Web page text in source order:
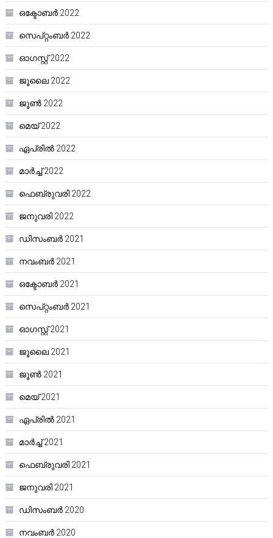
ഒക്ടോബർ 2022
സെപ്റ്റംബർ 2022
ഓഗസ്റ്റ്‌ 2022
ജൂലൈ 2022
ജൂൺ 2022
മെയ്‌ 2022
ഏപ്രിൽ 2022
മാർച്ച്‌ 2022
ഫെബ്രുവരി 2022
ജനുവരി 2022
ഡിസംബർ 2021
നവംബർ 2021
ഒക്ടോബർ 2021
സെപ്റ്റംബർ 2021
ഓഗസ്റ്റ്‌ 2021
ജൂലൈ 2021
ജൂൺ 2021
മെയ്‌ 2021
ഏപ്രിൽ 2021
മാർച്ച്‌ 2021
ഫെബ്രുവരി 2021
ജനുവരി 2021
ഡിസംബർ 2020
നവംബർ 2020